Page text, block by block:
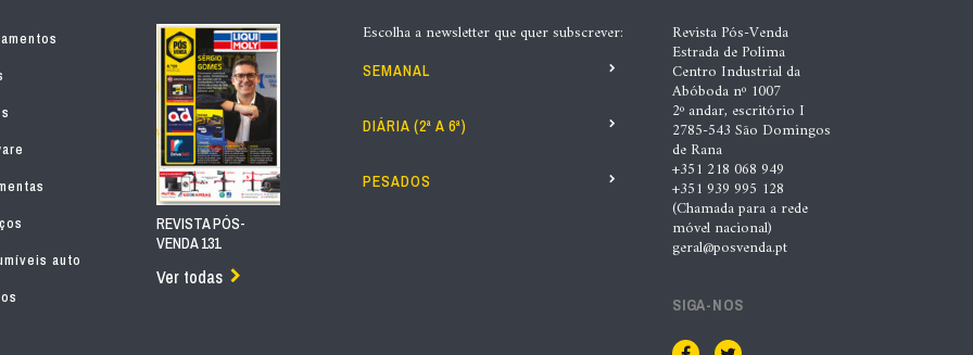
auto
REVISTA PÓS-
VENDA 131
Ver todas
Escolha a newsletter que quer subscrever:
SEMANAL
DIÁRIA (2ª A 6ª)
PESADOS
Revista Pós-Venda
Estrada de Polima
Centro Industrial da
Abóboda nº 1007
2º andar, escritório I
2785-543 São Domingos
de Rana
+351 218 068 949
+351 939 995 128
(Chamada para a rede
móvel nacional)
geral@posvenda.pt
SIGA-NOS